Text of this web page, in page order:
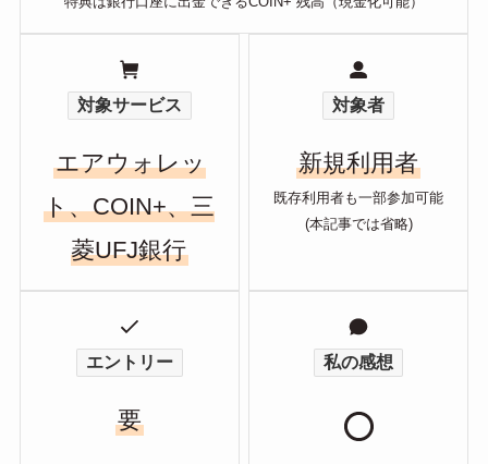
対象サービス
エアウォレッ
ト、COIN+、三
菱UFJ銀行
対象者
新規利用者
既存利用者も一部参加可能
(本記事では省略)
エントリー
要
私の感想